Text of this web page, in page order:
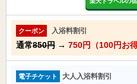
クーポン 入浴料割引
通常850円 → 750円（100円お得
電子チケット 大人入浴料割引